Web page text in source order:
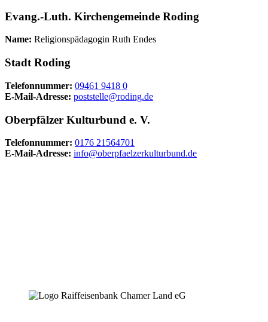
Evang.-Luth. Kirchengemeinde Roding
Name: Religionspädagogin Ruth Endes
Stadt Roding
Telefonnummer: 09461 9418 0
E-Mail-Adresse: poststelle@roding.de
Oberpfälzer Kulturbund e. V.
Telefonnummer: 0176 21564701
E-Mail-Adresse: info@oberpfaelzerkulturbund.de